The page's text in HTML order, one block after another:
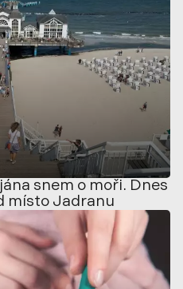
snem o moři. Dnes
místo Jadranu